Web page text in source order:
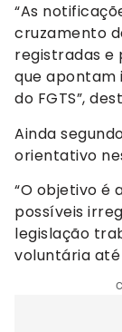
“As
cruzamento
registradas e
que apontam
do FGTS”,
Ainda
orientativo
“O objetivo é
possíveis
legislação
voluntária até